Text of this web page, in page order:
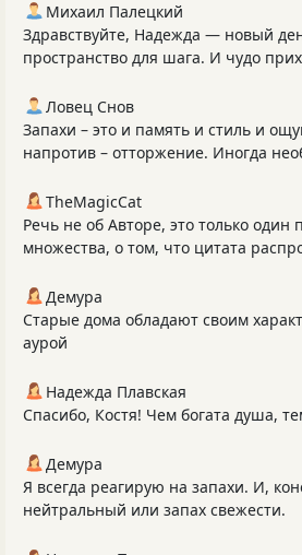
Михаил Палецкий
Здравствуйте, Надежда — новый
пространство для шага. И чудо
Ловец Снов
Запахи – это и память и стиль и
напротив – отторжение. Иногда
TheMagicCat
Речь не об Авторе, это только один
множества, о том, что цитата
Демура
Старые дома обладают своим
аурой
Надежда Плавская
Спасибо, Костя! Чем богата душа,
Демура
Я всегда реагирую на запахи. И,
нейтральный или запах свежести.